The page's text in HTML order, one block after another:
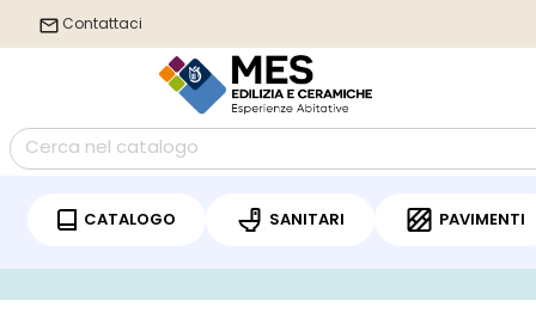
Contattaci
CATALOGO SANITARI PAVIMENTI